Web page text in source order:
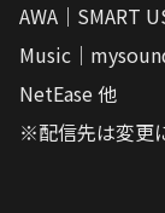
AWA｜SMART
Music｜
NetEase 他
※配信先は変更